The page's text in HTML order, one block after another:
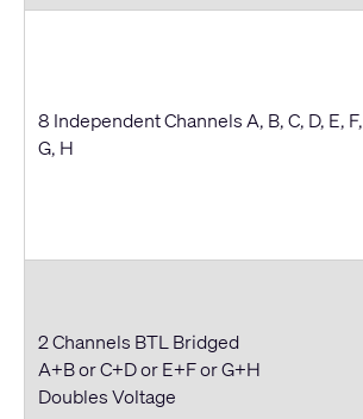
8 Independent Channels A, B, C, D, E, F,
G, H
2 Channels BTL Bridged
A+B or C+D or E+F or G+H
Doubles Voltage